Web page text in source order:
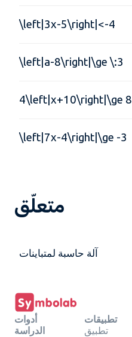
\left|3x-5\right|<-4
\left|a-8\right|\ge \:3
4\left|x+10\right|\ge 8
\left|7x-4\right|\ge -3
متعلّق
آلة حاسبة لمتباينات
أدوات
الدراسة
تطبيقات
تطبيق